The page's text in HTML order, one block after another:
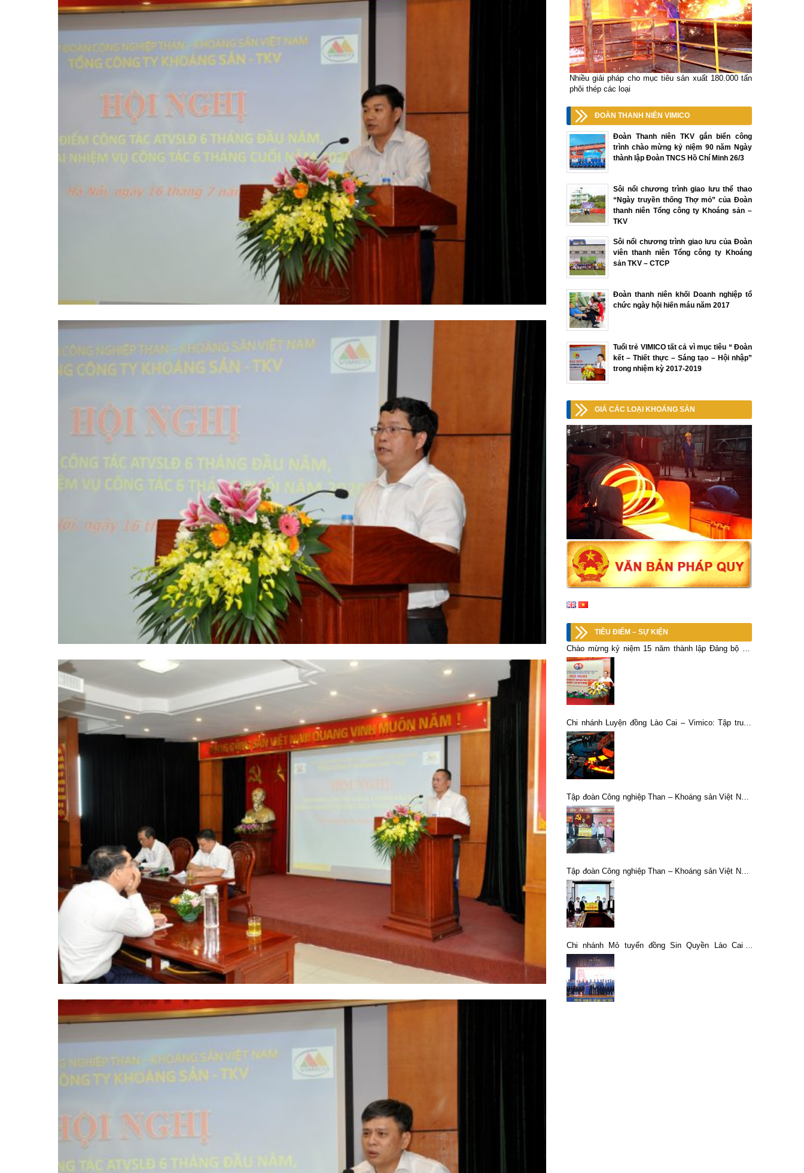
Nhiều giải pháp cho mục tiêu sản xuất 180.000 tấn
phôi thép các loại
ĐOÀN THANH NIÊN VIMICO
Đoàn Thanh niên TKV gắn biển công
trình chào mừng kỷ niệm 90 năm Ngày
thành lập Đoàn TNCS Hồ Chí Minh 26/3
Sôi nổi chương trình giao lưu thể thao
“Ngày truyền thống Thợ mỏ” của Đoàn
thanh niên Tổng công ty Khoáng sản –
TKV
Sôi nổi chương trình giao lưu của Đoàn
viên thanh niên Tổng công ty Khoáng
sản TKV – CTCP
Đoàn thanh niên khối Doanh nghiệp tổ
chức ngày hội hiến máu năm 2017
Tuổi trẻ VIMICO tất cả vì mục tiêu “ Đoàn
kết – Thiết thực – Sáng tạo – Hội nhập”
trong nhiệm kỳ 2017-2019
GIÁ CÁC LOẠI KHOÁNG SẢN
TIÊU ĐIỂM – SỰ KIỆN
Chào mừng kỷ niệm 15 năm thành lập Đảng bộ cơ
sở Tổng công ty Khoáng sản – TKV (11/9/2008 –
11/9/2023).
Chi nhánh Luyện đồng Lào Cai – Vimico: Tập trung
sản xuất an toàn, hiệu quả ngay từ những tháng đầu,
quý đầu năm 2023
Tập đoàn Công nghiệp Than – Khoáng sản Việt Nam
góp sức cùng các địa phương phòng chống dịch
bệnh COVID – 19
Tập đoàn Công nghiệp Than – Khoáng sản Việt Nam
hỗ trợ hơn 1,7 tỷ đồng cho công nhân lao động Tổng
Công ty Khoáng sản
Chi nhánh Mỏ tuyển đồng Sin Quyền Lào Cai –
VIMICO tổ chức Đại hội Công đoàn lần thứ VI,
nhiệm kỳ 2023-2028.